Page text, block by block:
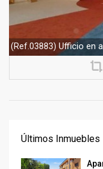
(Ref.03883) Ufficio en
Últimos Inmuebles